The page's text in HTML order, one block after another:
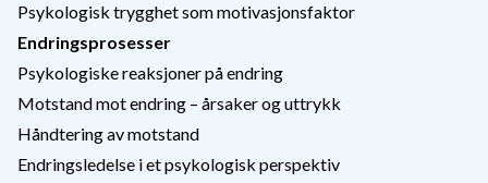
Psykologisk trygghet som motivasjonsfaktor
Endringsprosesser
Psykologiske reaksjoner på endring
Motstand mot endring – årsaker og uttrykk
Håndtering av motstand
Endringsledelse i et psykologisk perspektiv